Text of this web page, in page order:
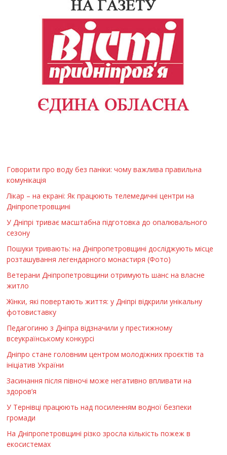
Говорити про воду без паніки: чому важлива правильна
комунікація
Лікар – на екрані: Як працюють телемедичні центри на
Дніпропетровщині
У Дніпрі триває масштабна підготовка до опалювального
сезону
Пошуки тривають: на Дніпропетровщині досліджують місце
розташування легендарного монастиря (Фото)
Ветерани Дніпропетровщини отримують шанс на власне
житло
Жінки, які повертають життя: у Дніпрі відкрили унікальну
фотовиставку
Педагогиню з Дніпра відзначили у престижному
всеукраїнському конкурсі
Дніпро стане головним центром молодіжних проєктів та
ініціатив України
Засинання після півночі може негативно впливати на
здоров’я
У Тернівці працюють над посиленням водної безпеки
громади
На Дніпропетровщині різко зросла кількість пожеж в
екосистемах